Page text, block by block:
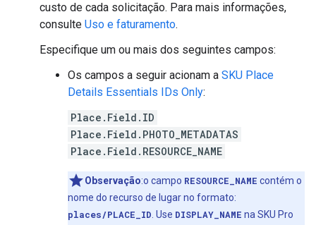
custo de cada solicitação. Para mais informações,
consulte Uso e faturamento.
Especifique um ou mais dos seguintes campos:
Os campos a seguir acionam a SKU Place
Details Essentials IDs Only:
Place.Field.ID
Place.Field.PHOTO_METADATAS
Place.Field.RESOURCE_NAME
Observação:o campo RESOURCE_NAME contém o
nome do recurso de lugar no formato:
places/PLACE_ID . Use DISPLAY_NAME na SKU Pro